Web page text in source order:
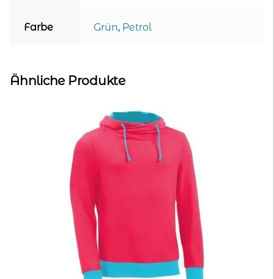
Farbe Grün, Petrol
Ähnliche Produkte